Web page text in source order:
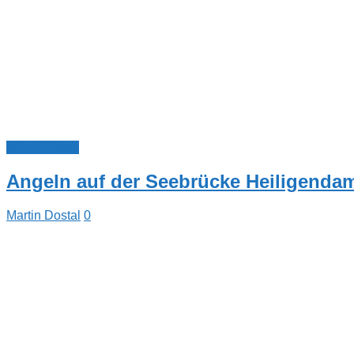
Angeln auf der Seebrücke
Martin Dostal 0